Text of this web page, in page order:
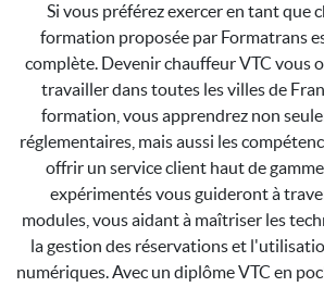
Si vous préférez exercer en tant que
formation proposée par Formatrans
complète. Devenir chauffeur VTC vous
travailler dans toutes les villes de
formation, vous apprendrez non
réglementaires, mais aussi les
offrir un service client haut de
expérimentés vous guideront à
modules, vous aidant à maîtriser les
la gestion des réservations et
numériques. Avec un diplôme VTC en